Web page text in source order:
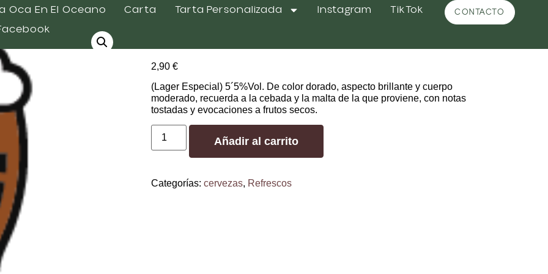
Oca En El Oceano Carta Tarta Personalizada Instagram
TikTok
CONTACTO
2,90 €
(Lager Especial) 5´5%Vol. De color dorado, aspecto brillante y cuerpo
moderado, recuerda a la cebada y la malta de la que proviene, con notas
tostadas y evocaciones a frutos secos.
Añadir al carrito
Categorías: cervezas, Refrescos